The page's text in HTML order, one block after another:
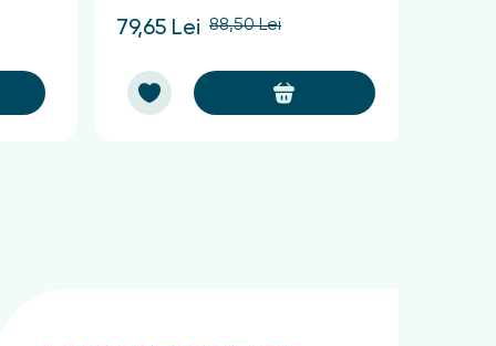
79,65 Lei 88,50 Lei